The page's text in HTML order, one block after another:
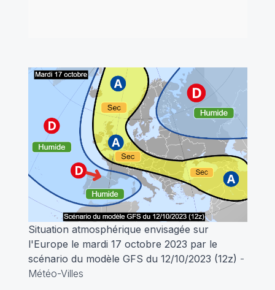
Situation atmosphérique envisagée sur
l'Europe le mardi 17 octobre 2023 par le
scénario du modèle GFS du 12/10/2023 (12z) -
Météo-Villes